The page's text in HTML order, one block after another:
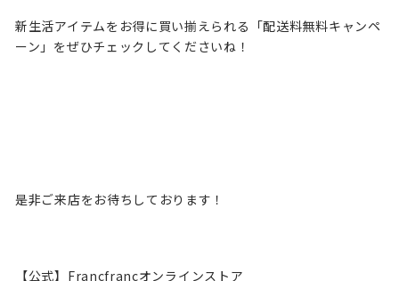
新生活アイテムをお得に買い揃えられる「配送料無料キャンペ
ーン」をぜひチェックしてくださいね！
是非ご来店をお待ちしております！
【公式】Francfrancオンラインストア